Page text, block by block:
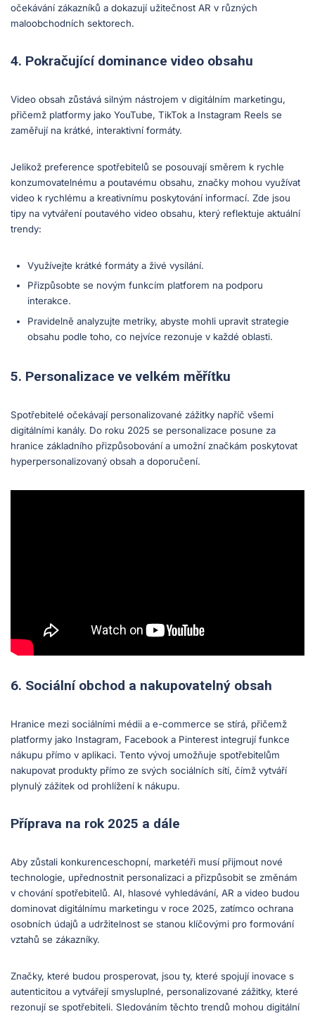
očekávání zákazníků a dokazují užitečnost AR v různých
maloobchodních sektorech.
4. Pokračující dominance video obsahu
Video obsah zůstává silným nástrojem v digitálním marketingu,
přičemž platformy jako YouTube, TikTok a Instagram Reels se
zaměřují na krátké, interaktivní formáty.
Jelikož preference spotřebitelů se posouvají směrem k rychle
konzumovatelnému a poutavému obsahu, značky mohou využívat
video k rychlému a kreativnímu poskytování informací. Zde jsou
tipy na vytváření poutavého video obsahu, který reflektuje aktuální
trendy:
Využívejte krátké formáty a živé vysílání.
Přizpůsobte se novým funkcím platforem na podporu
interakce.
Pravidelně analyzujte metriky, abyste mohli upravit strategie
obsahu podle toho, co nejvíce rezonuje v každé oblasti.
5. Personalizace ve velkém měřítku
Spotřebitelé očekávají personalizované zážitky napříč všemi
digitálními kanály. Do roku 2025 se personalizace posune za
hranice základního přizpůsobování a umožní značkám poskytovat
hyperpersonalizovaný obsah a doporučení.
6. Sociální obchod a nakupovatelný obsah
Hranice mezi sociálními médii a e-commerce se stírá, přičemž
platformy jako Instagram, Facebook a Pinterest integrují funkce
nákupu přímo v aplikaci. Tento vývoj umožňuje spotřebitelům
nakupovat produkty přímo ze svých sociálních sítí, čímž vytváří
plynulý zážitek od prohlížení k nákupu.
Příprava na rok 2025 a dále
Aby zůstali konkurenceschopní, marketéři musí přijmout nové
technologie, upřednostnit personalizaci a přizpůsobit se změnám
v chování spotřebitelů. AI, hlasové vyhledávání, AR a video budou
dominovat digitálnímu marketingu v roce 2025, zatímco ochrana
osobních údajů a udržitelnost se stanou klíčovými pro formování
vztahů se zákazníky.
Značky, které budou prosperovat, jsou ty, které spojují inovace s
autenticitou a vytvářejí smysluplné, personalizované zážitky, které
rezonují se spotřebiteli. Sledováním těchto trendů mohou digitální